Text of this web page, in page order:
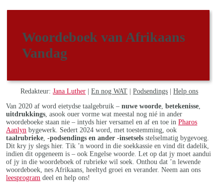
Woordeboek van Afrikaans
Vandag
Redakteur:Jana Luther |En nog WAT |Podsendings |Help ons
Van 2020 af word eietydse taalgebruik –nuwe woorde ,betekenisse
uitdrukkings , asook ouer vorme wat meestal nog nié in ander
woordeboeke staan nie – intyds hier versamel en af en toe inPharos
Aanlyn bygewerk. Sedert 2024 word, met toestemming, ook
taalrubrieke ,-podsendings en ander -insetsels stelselmatig bygevoeg.
Dit kry jy slegs hier. Tik ’n woord in die soekkassie en vind dit dadelik,
indien dit opgeneem is – ook Engelse woorde. Let op dat jy moet aandui
of jy in die woordeboek of rubrieke wil soek. Onthou dat ’n lewende
woordeboek, nes Afrikaans, heeltyd groei en verander. Neem aan ons
leesprogram deel en help ons!